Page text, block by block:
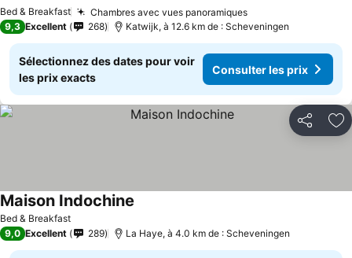
Bed & Breakfast Chambres avec vues panoramiques
9,3 Excellent 268 Katwijk, à 12.6 km de : Scheveningen
Sélectionnez des dates pour voir
les prix exacts
Consulter les prix
Partager
Bed & Breakfast
Maison Indochine
9,0 Excellent 289 La Haye, à 4.0 km de : Scheveningen